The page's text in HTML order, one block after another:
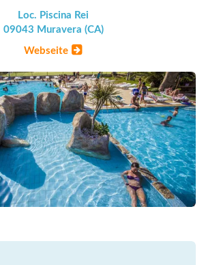
Loc. Piscina Rei
09043 Muravera (CA)
Webseite